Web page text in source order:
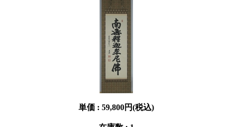
単価 : 59,800円(税込)